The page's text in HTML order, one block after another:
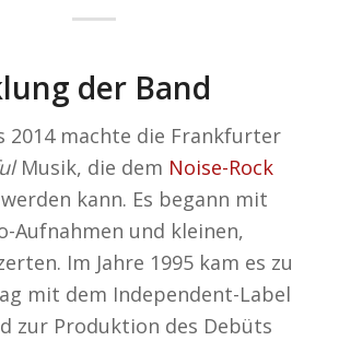
der Band
2014 machte die Frankfurter
Musik, die dem Noise-Rock
kann. Es begann mit
Aufnahmen und kleinen,
Im Jahre 1995 kam es zu
mit dem Independent-Label
zur Produktion des Debüts